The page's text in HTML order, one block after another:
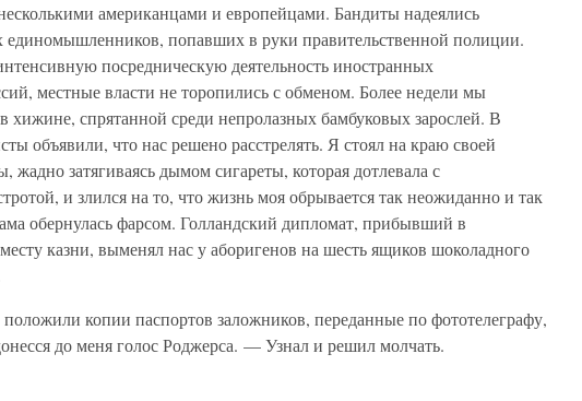
американцами и европейцами. Бандиты надеялись
единомышленников, попавших в руки правительственной полиции.
посредническую деятельность иностранных
местные власти не торопились с обменом. Более недели мы
хижине, спрятанной среди непролазных бамбуковых зарослей. В
объявили, что нас решено расстрелять. Я стоял на краю своей
затягиваясь дымом сигареты, которая дотлевала с
и злился на то, что жизнь моя обрывается так неожиданно и так
обернулась фарсом. Голландский дипломат, прибывший в
казни, выменял нас у аборигенов на шесть ящиков шоколадного
копии паспортов заложников, переданные по фототелеграфу,
до меня голос Роджерса. — Узнал и решил молчать.